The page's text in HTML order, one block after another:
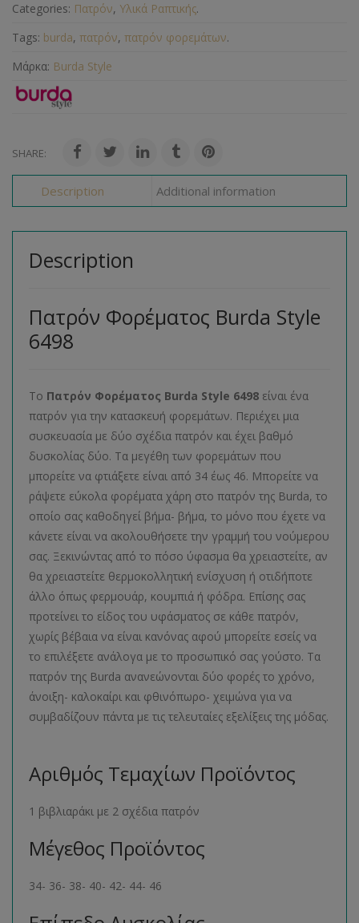
Categories: Πατρόν, Υλικά Ραπτικής.
Tags: burda, πατρόν, πατρόν φορεμάτων.
Μάρκα: Burda Style
SHARE:
Description Additional information
Description
Πατρόν Φορέματος Burda Style
6498
Το Πατρόν Φορέματος Burda Style 6498 είναι ένα
πατρόν για την κατασκευή φορεμάτων. Περιέχει μια
συσκευασία με δύο σχέδια πατρόν και έχει βαθμό
δυσκολίας δύο. Τα μεγέθη των φορεμάτων που
μπορείτε να φτιάξετε είναι από 34 έως 46. Μπορείτε να
ράψετε εύκολα φορέματα χάρη στο πατρόν της Burda, το
οποίο σας καθοδηγεί βήμα- βήμα, το μόνο που έχετε να
κάνετε είναι να ακολουθήσετε την γραμμή του νούμερου
σας. Ξεκινώντας από το πόσο ύφασμα θα χρειαστείτε, αν
θα χρειαστείτε θερμοκολλητική ενίσχυση ή οτιδήποτε
άλλο όπως φερμουάρ, κουμπιά ή φόδρα. Επίσης σας
προτείνει το είδος του υφάσματος σε κάθε πατρόν,
χωρίς βέβαια να είναι κανόνας αφού μπορείτε εσείς να
το επιλέξετε ανάλογα με το προσωπικό σας γούστο. Τα
πατρόν της Burda ανανεώνονται δύο φορές το χρόνο,
άνοιξη- καλοκαίρι και φθινόπωρο- χειμώνα για να
συμβαδίζουν πάντα με τις τελευταίες εξελίξεις της μόδας.
Αριθμός Τεμαχίων Προϊόντος
1 βιβλιαράκι με 2 σχέδια πατρόν
Μέγεθος Προϊόντος
34- 36- 38- 40- 42- 44- 46